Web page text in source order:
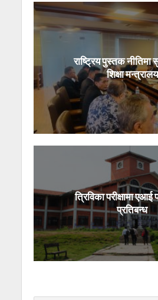
राष्ट्रिय पुस्तक नीतिमा
शिक्षा मन्त्रालय
त्रिविका परीक्षामा एआई
प्रतिबन्ध